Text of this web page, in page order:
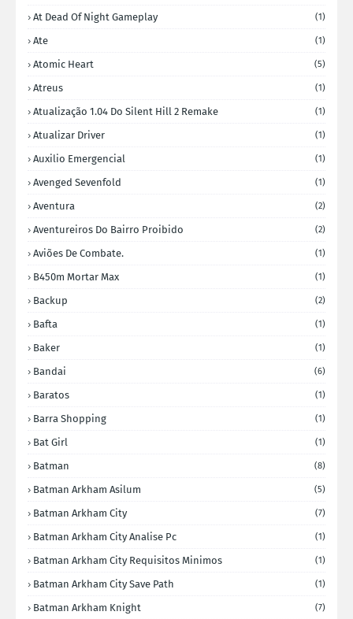
At Dead Of Night Gameplay (1)
Ate (1)
Atomic Heart (5)
Atreus (1)
Atualização 1.04 Do Silent Hill 2 Remake (1)
Atualizar Driver (1)
Auxilio Emergencial (1)
Avenged Sevenfold (1)
Aventura (2)
Aventureiros Do Bairro Proibido (2)
Aviões De Combate. (1)
B450m Mortar Max (1)
Backup (2)
Bafta (1)
Baker (1)
Bandai (6)
Baratos (1)
Barra Shopping (1)
Bat Girl (1)
Batman (8)
Batman Arkham Asilum (5)
Batman Arkham City (7)
Batman Arkham City Analise Pc (1)
Batman Arkham City Requisitos Minimos (1)
Batman Arkham City Save Path (1)
Batman Arkham Knight (7)